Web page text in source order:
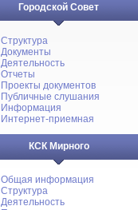
Городской Совет
Структура
Документы
Деятельность
Отчеты
Проекты документов
Публичные слушания
Информация
Интернет-приемная
КСК Мирного
Общая информация
Структура
Деятельность